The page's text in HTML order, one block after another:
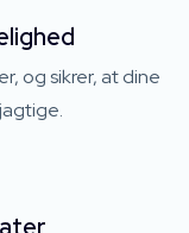
og sikrer, at dine